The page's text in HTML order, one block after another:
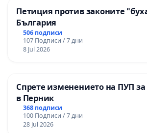
Петиция против законите
България
506 подписи
107 Подписи / 7 дни
8 Jul 2026
Спрете изменението на ПУП
в Перник
368 подписи
100 Подписи / 7 дни
28 Jul 2026